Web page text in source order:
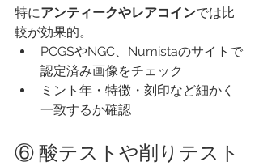
特にアンティークやレアコインでは比
較が効果的。
PCGSやNGC、Numistaのサイトで
認定済み画像をチェック
ミント年・特徴・刻印など細かく
一致するか確認
⑥ 酸テストや削りテスト